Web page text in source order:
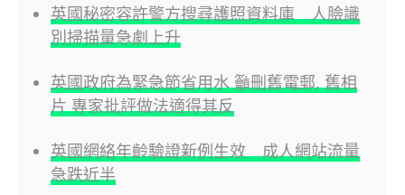
英國秘密容許警方搜尋護照資料庫 人臉識
別掃描量急劇上升
英國政府為緊急節省用水 籲刪舊電郵, 舊相
片 專家批評做法適得其反
英國網絡年齡驗證新例生效 成人網站流量
急跌近半